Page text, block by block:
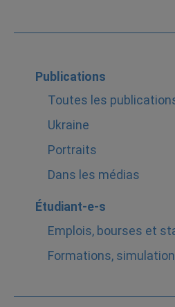
Publications
Toutes les
Ukraine
Portraits
Dans les médias
Étudiant-e-s
Emplois, bourses et
Formations,